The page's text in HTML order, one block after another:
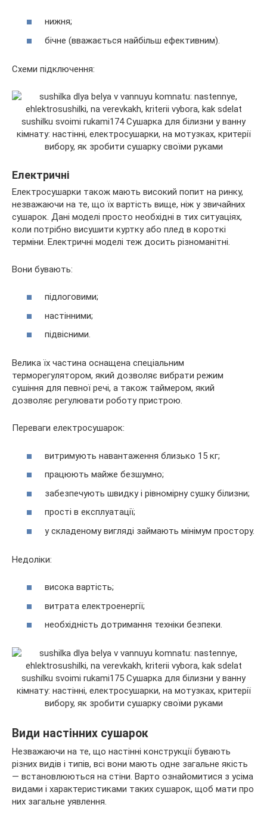
нижня;
бічне (вважається найбільш ефективним).
Схеми підключення:
Електричні
Електросушарки також мають високий попит на ринку,
незважаючи на те, що їх вартість вище, ніж у звичайних
сушарок. Дані моделі просто необхідні в тих ситуаціях,
коли потрібно висушити куртку або плед в короткі
терміни. Електричні моделі теж досить різноманітні.
Вони бувають:
підлоговими;
настінними;
підвісними.
Велика їх частина оснащена спеціальним
терморегулятором, який дозволяє вибрати режим
сушіння для певної речі, а також таймером, який
дозволяє регулювати роботу пристрою.
Переваги електросушарок:
витримують навантаження близько 15 кг;
працюють майже безшумно;
забезпечують швидку і рівномірну сушку білизни;
прості в експлуатації;
у складеному вигляді займають мінімум простору.
Недоліки:
висока вартість;
витрата електроенергії;
необхідність дотримання техніки безпеки.
Види настінних сушарок
Незважаючи на те, що настінні конструкції бувають
різних видів і типів, всі вони мають одне загальне якість
— встановлюються на стіни. Варто ознайомитися з усіма
видами і характеристиками таких сушарок, щоб мати про
них загальне уявлення.